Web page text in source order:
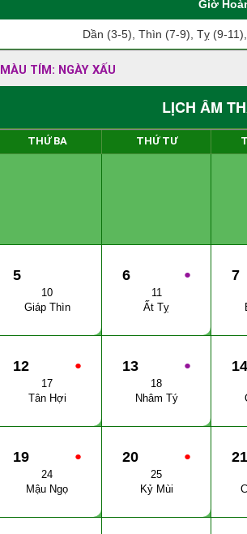
Giờ
Dần (3-5), Thìn (7-9), Tỵ (9-
MÀU TÍM: NGÀY XẤU
LỊCH ÂM
THỨ BA THỨ TƯ
5
10
Giáp Thìn
●
6
11
Ất Tỵ
7
●
12
17
Tân Hợi
●
13
18
Nhâm Tý
14
●
19
24
Mậu Ngọ
●
20
25
Kỷ Mùi
21